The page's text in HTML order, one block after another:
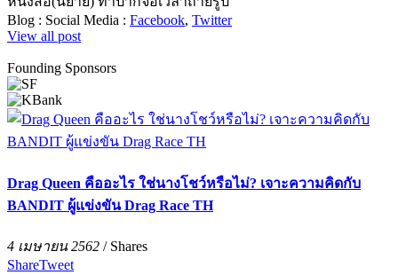
Blog : Social Media : Facebook, Twitter
View all post
Founding Sponsors
Drag Queen คืออะไร ใช่นางโชว์หรือไม่? เจาะความคิดกับ
BANDIT ผู้แข่งขัน Drag Race TH
4 เมษายน 2562 / Shares
ShareTweet